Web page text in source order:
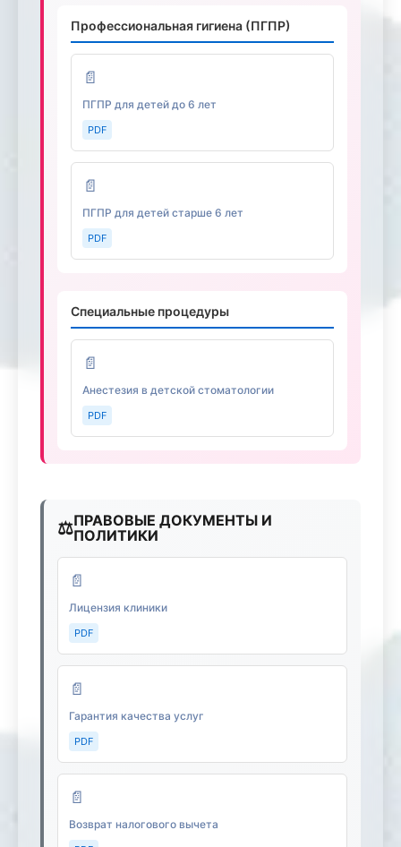
Профессиональная гигиена (ПГПР)
📄
ПГПР для детей до 6 лет
PDF
📄
ПГПР для детей старше 6 лет
PDF
Специальные процедуры
📄
Анестезия в детской стоматологии
PDF
⚖️ПРАВОВЫЕ ДОКУМЕНТЫ И
ПОЛИТИКИ
📄
Лицензия клиники
PDF
📄
Гарантия качества услуг
PDF
📄
Возврат налогового вычета